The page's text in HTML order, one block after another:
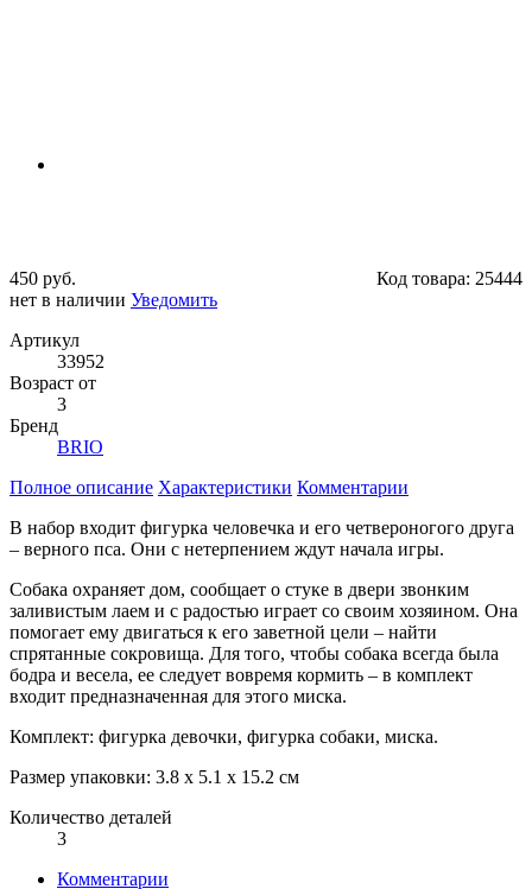
450 руб. Код товара: 25444
нет в наличии Уведомить
Артикул
33952
Возраст от
3
Бренд
BRIO
Полное описание Характеристики Комментарии
В набор входит фигурка человечка и его четвероногого друга
– верного пса. Они с нетерпением ждут начала игры.
Собака охраняет дом, сообщает о стуке в двери звонким
заливистым лаем и с радостью играет со своим хозяином. Она
помогает ему двигаться к его заветной цели – найти
спрятанные сокровища. Для того, чтобы собака всегда была
бодра и весела, ее следует вовремя кормить – в комплект
входит предназначенная для этого миска.
Комплект: фигурка девочки, фигурка собаки, миска.
Размер упаковки: 3.8 x 5.1 x 15.2 см
Количество деталей
3
Комментарии